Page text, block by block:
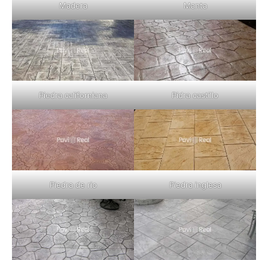
Madera Manta
Piedra californiana Pidra castillo
Piedra de rio Piedra inglesa